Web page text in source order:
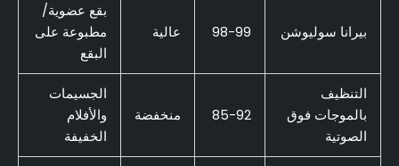
بيرانا سوليوشن 98-99 عالية
بقع عضوية/
مطبوعة على
البقع
التنظيف
بالموجات فوق
الصوتية
85-92 منخفضة
الجسيمات
والأفلام
الخفيفة